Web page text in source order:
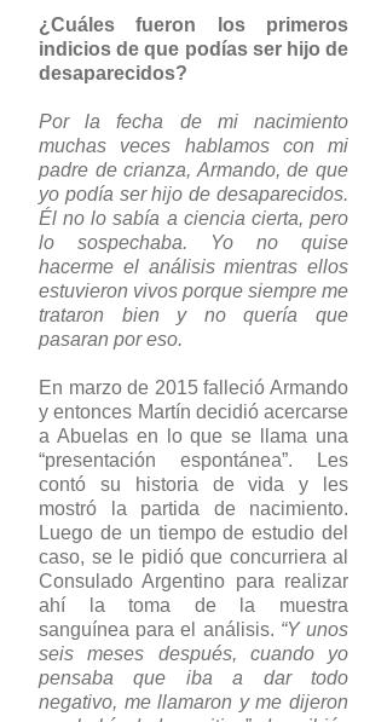
¿Cuáles fueron los primeros
indicios de que podías ser hijo de
desaparecidos?
Por la fecha de mi nacimiento
muchas veces hablamos con mi
padre de crianza, Armando, de que
yo podía ser hijo de desaparecidos.
Él no lo sabía a ciencia cierta, pero
lo sospechaba. Yo no quise
hacerme el análisis mientras ellos
estuvieron vivos porque siempre me
trataron bien y no quería que
pasaran por eso.
En marzo de 2015 falleció Armando
y entonces Martín decidió acercarse
a Abuelas en lo que se llama una
“presentación espontánea”. Les
contó su historia de vida y les
mostró la partida de nacimiento.
Luego de un tiempo de estudio del
caso, se le pidió que concurriera al
Consulado Argentino para realizar
ahí la toma de la muestra
sanguínea para el análisis. “Y unos
seis meses después, cuando yo
pensaba que iba a dar todo
negativo, me llamaron y me dijeron